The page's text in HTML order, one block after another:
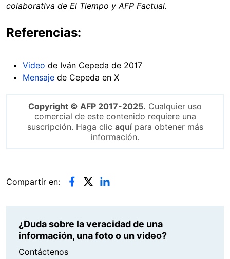
colaborativa de El Tiempo y AFP Factual.
Referencias:
Video de Iván Cepeda de 2017
Mensaje de Cepeda en X
Copyright © AFP 2017-2025. Cualquier uso
comercial de este contenido requiere una
suscripción. Haga clic aquípara obtener más
información.
Compartir en:
¿Duda sobre la veracidad de una
información, una foto o un video?
Contáctenos